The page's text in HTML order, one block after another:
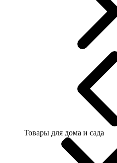
Товары для дома и сада